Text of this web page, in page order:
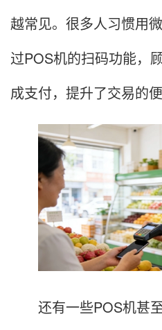
越常见。很多人习惯用
过POS机的扫码功能，
成支付，提升了交易的便
还有一些POS机甚至